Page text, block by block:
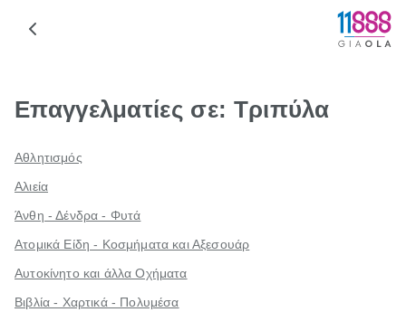
Επαγγελματίες σε: Τριπύλα
Αθλητισμός
Αλιεία
Άνθη - Δένδρα - Φυτά
Ατομικά Είδη - Κοσμήματα και Αξεσουάρ
Αυτοκίνητο και άλλα Οχήματα
Βιβλία - Χαρτικά - Πολυμέσα